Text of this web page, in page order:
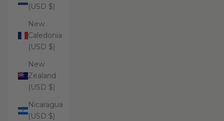
(USD $)
New
Caledonia
(USD $)
New
Zealand
(USD $)
Nicaragua
(USD $)